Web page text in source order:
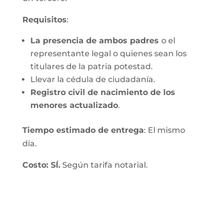
Requisitos:
La presencia de ambos padres o el
representante legal o quienes sean los
titulares de la patria potestad.
Llevar la cédula de ciudadanía.
Registro civil de nacimiento de los
menores actualizado.
Tiempo estimado de entrega: El mismo
día.
Costo: SÍ.Según tarifa notarial.